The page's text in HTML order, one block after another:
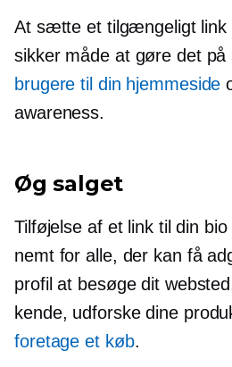
At sætte et tilgængeligt link
sikker måde at gøre det på
brugere til din hjemmeside
awareness.
Øg salget
Tilføjelse af et link til din
nemt for alle, der kan få
profil at besøge dit
kende, udforske dine
foretage et køb.